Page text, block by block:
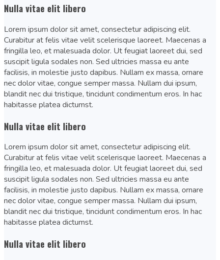
Nulla vitae elit libero
Lorem ipsum dolor sit amet, consectetur adipiscing elit.
Curabitur at felis vitae velit scelerisque laoreet. Maecenas a
fringilla leo, et malesuada dolor. Ut feugiat laoreet dui, sed
suscipit ligula sodales non. Sed ultricies massa eu ante
facilisis, in molestie justo dapibus. Nullam ex massa, ornare
nec dolor vitae, congue semper massa. Nullam dui ipsum,
blandit nec dui tristique, tincidunt condimentum eros. In hac
habitasse platea dictumst.
Nulla vitae elit libero
Lorem ipsum dolor sit amet, consectetur adipiscing elit.
Curabitur at felis vitae velit scelerisque laoreet. Maecenas a
fringilla leo, et malesuada dolor. Ut feugiat laoreet dui, sed
suscipit ligula sodales non. Sed ultricies massa eu ante
facilisis, in molestie justo dapibus. Nullam ex massa, ornare
nec dolor vitae, congue semper massa. Nullam dui ipsum,
blandit nec dui tristique, tincidunt condimentum eros. In hac
habitasse platea dictumst.
Nulla vitae elit libero